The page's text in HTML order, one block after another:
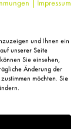
Impressum
und Ihnen ein
unserer Seite
Sie einsehen,
Änderung der
möchten. Sie